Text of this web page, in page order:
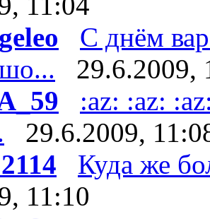
С днём
29.6.2009,
:az: :az:
29.6.2009,
Куда же
11:10